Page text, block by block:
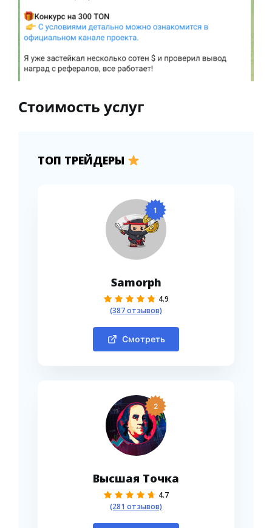
Стоимость услуг
ТОП ТРЕЙДЕРЫ
1
Samorph
4.9
(387 отзывов)
Смотреть
2
Высшая Точка
4.7
(281 отзывов)